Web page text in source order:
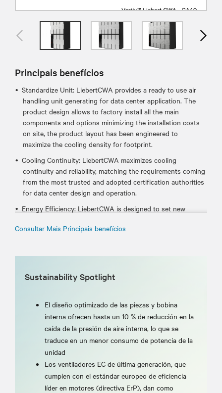
Principais benefícios
Standardize Unit: LiebertCWA provides a ready to use air
handling unit generating for data center application. The
product design allows to factory install all the main
components and options minimizing the installation costs
on site, the product layout has been engineered to
maximize the cooling density for footprint.
Cooling Continuity: LiebertCWA maximizes cooling
continuity and reliability, matching the requirements coming
from the most trusted and adopted certification authorities
for data center design and operation.
Energy Efficiency: LiebertCWA is designed to set new
systems for data centers. The unit’s internal design
control manages and optimizes the overall system,
raised floor application, ensuring precise and constant
control of airflow and temperature under all working
conditions.
Consultar Mais Principais benefícios
Sustainability Spotlight
El diseño optimizado de las piezas y bobina
interna ofrecen hasta un 10 % de reducción en la
caída de la presión de aire interna, lo que se
traduce en un menor consumo de potencia de la
unidad
Los ventiladores EC de última generación, que
cumplen con el estándar europeo de eficiencia
líder en motores (directiva ErP), dan como